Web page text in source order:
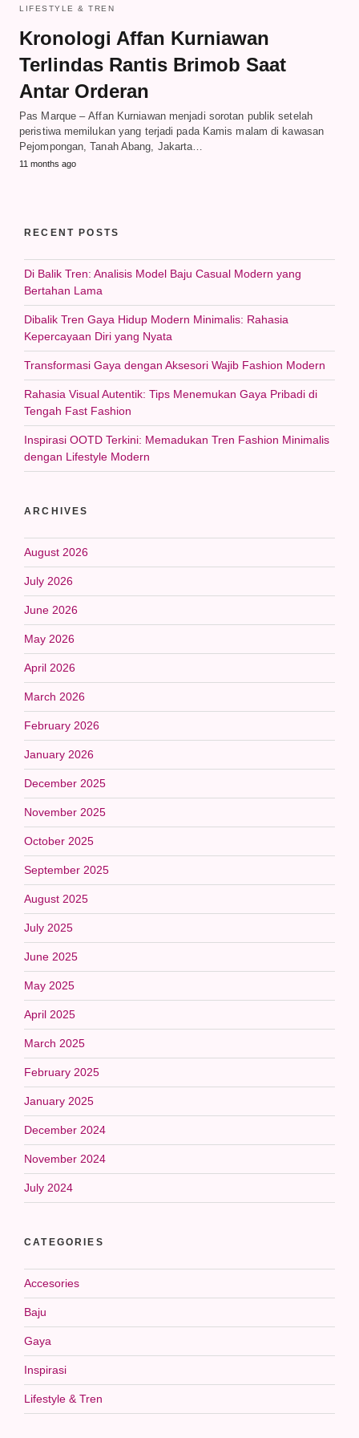
LIFESTYLE & TREN
Kronologi Affan Kurniawan
Terlindas Rantis Brimob Saat
Antar Orderan
Pas Marque – Affan Kurniawan menjadi sorotan publik setelah
peristiwa memilukan yang terjadi pada Kamis malam di kawasan
Pejompongan, Tanah Abang, Jakarta…
11 months ago
RECENT POSTS
Di Balik Tren: Analisis Model Baju Casual Modern yang
Bertahan Lama
Dibalik Tren Gaya Hidup Modern Minimalis: Rahasia
Kepercayaan Diri yang Nyata
Transformasi Gaya dengan Aksesori Wajib Fashion Modern
Rahasia Visual Autentik: Tips Menemukan Gaya Pribadi di
Tengah Fast Fashion
Inspirasi OOTD Terkini: Memadukan Tren Fashion Minimalis
dengan Lifestyle Modern
ARCHIVES
August 2026
July 2026
June 2026
May 2026
April 2026
March 2026
February 2026
January 2026
December 2025
November 2025
October 2025
September 2025
August 2025
July 2025
June 2025
May 2025
April 2025
March 2025
February 2025
January 2025
December 2024
November 2024
July 2024
CATEGORIES
Accesories
Baju
Gaya
Inspirasi
Lifestyle & Tren